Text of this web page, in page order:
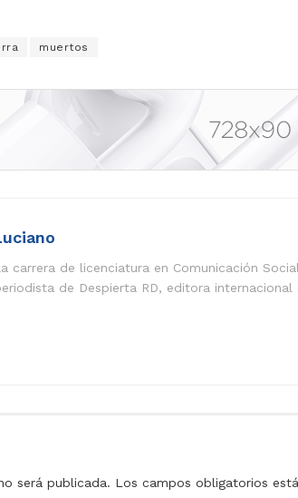
muertos
carrera de licenciatura en Comunicación
de Despierta RD, editora
será publicada. Los campos obligatorios